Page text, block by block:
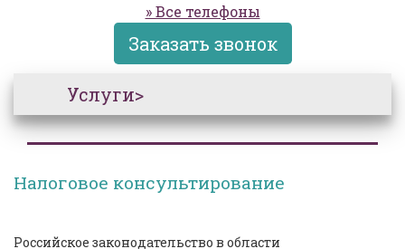
» Все телефоны
Заказать звонок
Услуги>
Налоговое консультирование
Российское законодательство в области